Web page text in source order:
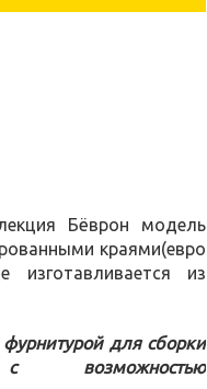
Бёврон модель
краями(евро
из
фурнитурой для сборки